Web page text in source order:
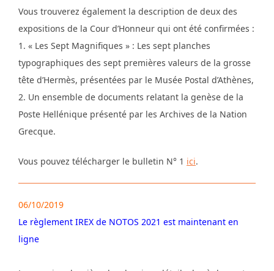
Vous trouverez également la description de deux des
expositions de la Cour d’Honneur qui ont été confirmées :
1. « Les Sept Magnifiques » : Les sept planches
typographiques des sept premières valeurs de la grosse
tête d’Hermès, présentées par le Musée Postal d’Athènes,
2. Un ensemble de documents relatant la genèse de la
Poste Hellénique présenté par les Archives de la Nation
Grecque.
Vous pouvez télécharger le bulletin N° 1 ici.
06/10/2019
Le règlement IREX de NOTOS 2021 est maintenant en
ligne